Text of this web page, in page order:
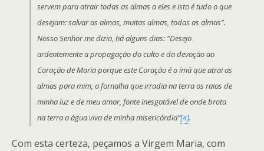
servem para atrair todas as almas a eles e isto é tudo o que
desejam: salvar as almas, muitas almas, todas as almas”.
Nosso Senhor me dizia, há alguns dias: “Desejo
ardentemente a propagação do culto e da devoção ao
Coração de Maria porque este Coração é o ímã que atrai as
almas para mim, a fornalha que irradia na terra os raios de
minha luz e de meu amor, fonte inesgotável de onde brota
na terra a água viva de minha misericórdia”[4].
Com esta certeza, peçamos a Virgem Maria, com